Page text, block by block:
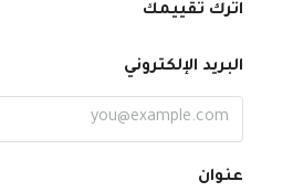
اترك تقييمك
البريد الإلكتروني
عنوان